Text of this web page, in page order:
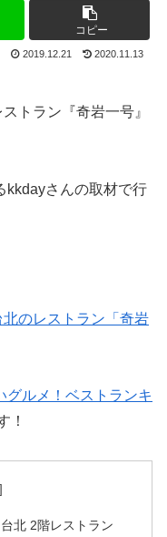
コピー
2019.12.21 2020.11.13
トラン『奇岩一号』
kkdayさんの取材で行
北のレストラン「奇岩
グルメ！ベストランキ
！
北 2階レストラン